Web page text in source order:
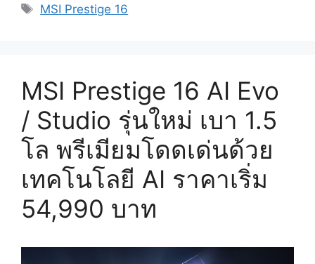
Tags
MSI Prestige 16
MSI Prestige 16 AI Evo
/ Studio รุ่นใหม่ เบา 1.5
โล พรีเมียมโดดเด่นด้วย
เทคโนโลยี AI ราคาเริ่ม
54,990 บาท